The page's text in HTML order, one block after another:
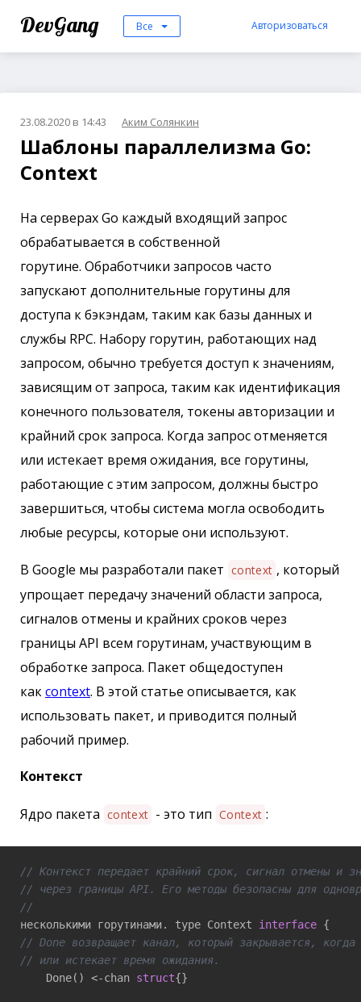
DevGang Все Авторизоваться
23.08.2020 в 14:43 Аким Солянкин
Шаблоны параллелизма Go:
Context
На серверах Go каждый входящий запрос
обрабатывается в собственной
горутине. Обработчики запросов часто
запускают дополнительные горутины для
доступа к бэкэндам, таким как базы данных и
службы RPC. Набору горутин, работающих над
запросом, обычно требуется доступ к значениям,
зависящим от запроса, таким как идентификация
конечного пользователя, токены авторизации и
крайний срок запроса. Когда запрос отменяется
или истекает время ожидания, все горутины,
работающие с этим запросом, должны быстро
завершиться, чтобы система могла освободить
любые ресурсы, которые они используют.
В Google мы разработали пакет context , который
упрощает передачу значений области запроса,
сигналов отмены и крайних сроков через
границы API всем горутинам, участвующим в
обработке запроса. Пакет общедоступен
какcontext. В этой статье описывается, как
использовать пакет, и приводится полный
рабочий пример.
Контекст
Ядро пакета context - это тип Context :
// Контекст передает крайний срок, сигнал отмены и
// через границы API. Его методы безопасны для
//
несколькими горутинами. type Context interface
// Done возвращает канал, который закрывается,
// или истекает время ожидания.
    Done() <-chan
struct{}